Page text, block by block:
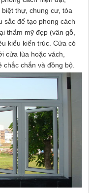
thự, chung cư, tòa
sắc để tạo phong cách
thẩm mỹ đẹp (vân gỗ,
kiểu kiến trúc. Cửa có
cửa lùa hoặc vách,
chắn và đồng bộ.